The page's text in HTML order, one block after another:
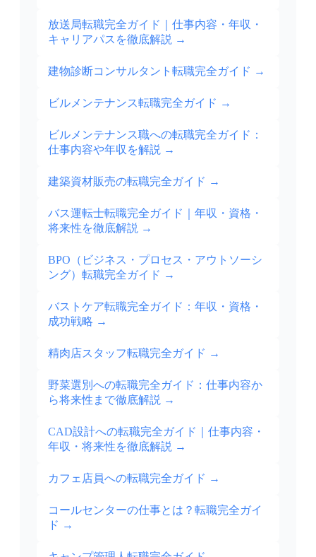
放送局転職完全ガイド｜仕事内容・年収・
キャリアパスを徹底解説 →
建物診断コンサルタント転職完全ガイド →
ビルメンテナンス転職完全ガイド →
ビルメンテナンス職への転職完全ガイド：
仕事内容や年収を解説 →
建築資材販売の転職完全ガイド →
バス運転士転職完全ガイド｜年収・資格・
将来性を徹底解説 →
BPO（ビジネス・プロセス・アウトソーシ
ング）転職完全ガイド →
バストケア転職完全ガイド：年収・資格・
成功戦略 →
精肉店スタッフ転職完全ガイド →
野菜選別への転職完全ガイド：仕事内容か
ら将来性まで徹底解説 →
CAD設計への転職完全ガイド｜仕事内容・
年収・将来性を徹底解説 →
カフェ店員への転職完全ガイド →
コールセンターの仕事とは？転職完全ガイ
ド →